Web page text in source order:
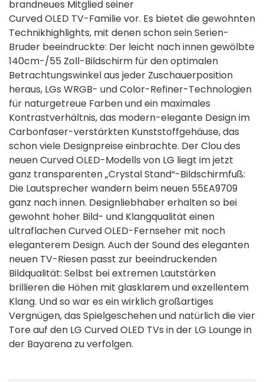
brandneues Mitglied seiner
Curved OLED TV-Familie vor. Es bietet die gewohnten
Technikhighlights, mit denen schon sein Serien-
Bruder beeindruckte: Der leicht nach innen gewölbte
140cm-/55 Zoll-Bildschirm für den optimalen
Betrachtungswinkel aus jeder Zuschauerposition
heraus, LGs WRGB- und Color-Refiner-Technologien
für naturgetreue Farben und ein maximales
Kontrastverhältnis, das modern-elegante Design im
Carbonfaser-verstärkten Kunststoffgehäuse, das
schon viele Designpreise einbrachte. Der Clou des
neuen Curved OLED-Modells von LG liegt im jetzt
ganz transparenten „Crystal Stand“-Bildschirmfuß:
Die Lautsprecher wandern beim neuen 55EA9709
ganz nach innen. Designliebhaber erhalten so bei
gewohnt hoher Bild- und Klangqualität einen
ultraflachen Curved OLED-Fernseher mit noch
eleganterem Design. Auch der Sound des eleganten
neuen TV-Riesen passt zur beeindruckenden
Bildqualität: Selbst bei extremen Lautstärken
brillieren die Höhen mit glasklarem und exzellentem
Klang. Und so war es ein wirklich großartiges
Vergnügen, das Spielgeschehen und natürlich die vier
Tore auf den LG Curved OLED TVs in der LG Lounge in
der Bayarena zu verfolgen.